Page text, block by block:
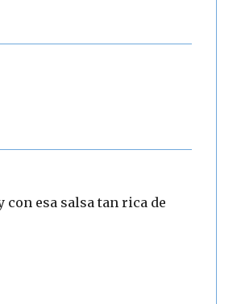
con esa salsa tan rica de